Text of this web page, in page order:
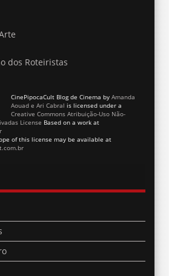
dos Roteiristas
CinePipocaCult Blog de Cinema by Amanda
Aouad e Ari Cabral is licensed under a
Creative Commons Atribuição-Uso Não-
License Based on a work at
of this license may be available at